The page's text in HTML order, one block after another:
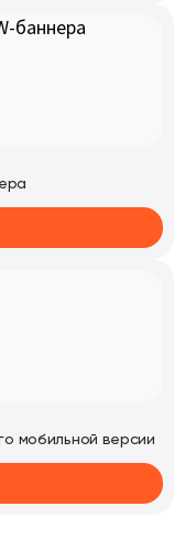
мобильной версии